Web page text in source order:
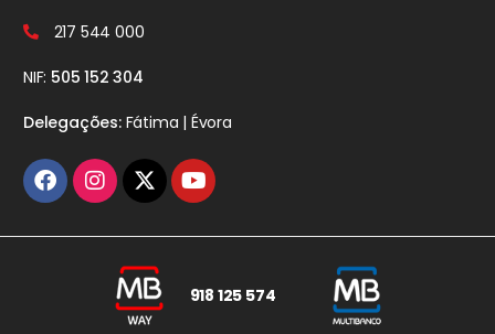
217 544 000
NIF: 505 152 304
Delegações:Fátima | Évora
918 125 574